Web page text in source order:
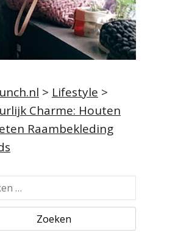
> Lifestyle >
Charme: Houten
Raambekleding